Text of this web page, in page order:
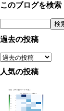
このブログを検索
過去の投稿
人気の投稿